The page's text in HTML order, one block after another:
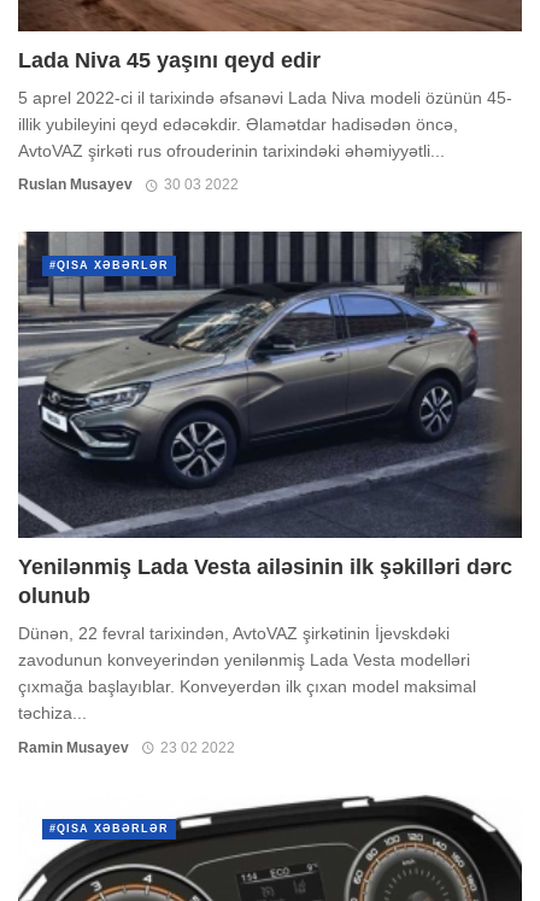
Lada Niva 45 yaşını qeyd edir
5 aprel 2022-ci il tarixində əfsanəvi Lada Niva modeli özünün 45-
illik yubileyini qeyd edəcəkdir. Əlamətdar hadisədən öncə,
AvtoVAZ şirkəti rus ofrouderinin tarixindəki əhəmiyyətli...
Ruslan Musayev 30 03 2022
#QISA XƏBƏRLƏR
Yenilənmiş Lada Vesta ailəsinin ilk şəkilləri dərc
olunub
Dünən, 22 fevral tarixindən, AvtoVAZ şirkətinin İjevskdəki
zavodunun konveyerindən yenilənmiş Lada Vesta modelləri
çıxmağa başlayıblar. Konveyerdən ilk çıxan model maksimal
təchiza...
Ramin Musayev 23 02 2022
#QISA XƏBƏRLƏR